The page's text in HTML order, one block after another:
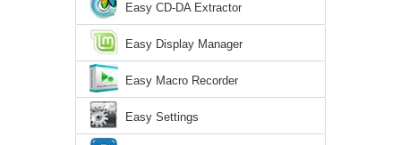
Easy CD-DA Extractor
Easy Display Manager
Easy Macro Recorder
Easy Settings